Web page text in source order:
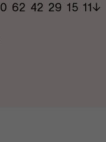
62 42 29​ 15 11